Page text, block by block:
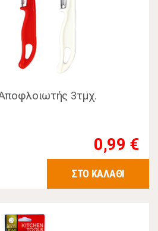
3τμχ.
0,99 €
ΣΤΟ ΚΑΛΑΘΙ